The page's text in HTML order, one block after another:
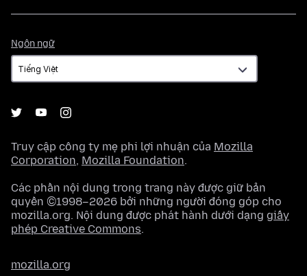
Ngôn ngữ
ngữ
Truy cập công ty mẹ phi lợi nhuận của Mozilla
Corporation, Mozilla Foundation.
Các phần nội dung trong trang này được giữ bản
quyền ©1998–2026 bởi những người đóng góp cho
mozilla.org. Nội dung được phát hành dưới dạng giấy
phép Creative Commons.
mozilla.org